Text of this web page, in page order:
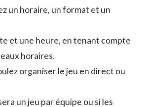
un horaire, un format et un
et une heure, en tenant compte
horaires.
organiser le jeu en direct ou
un jeu par équipe ou si les